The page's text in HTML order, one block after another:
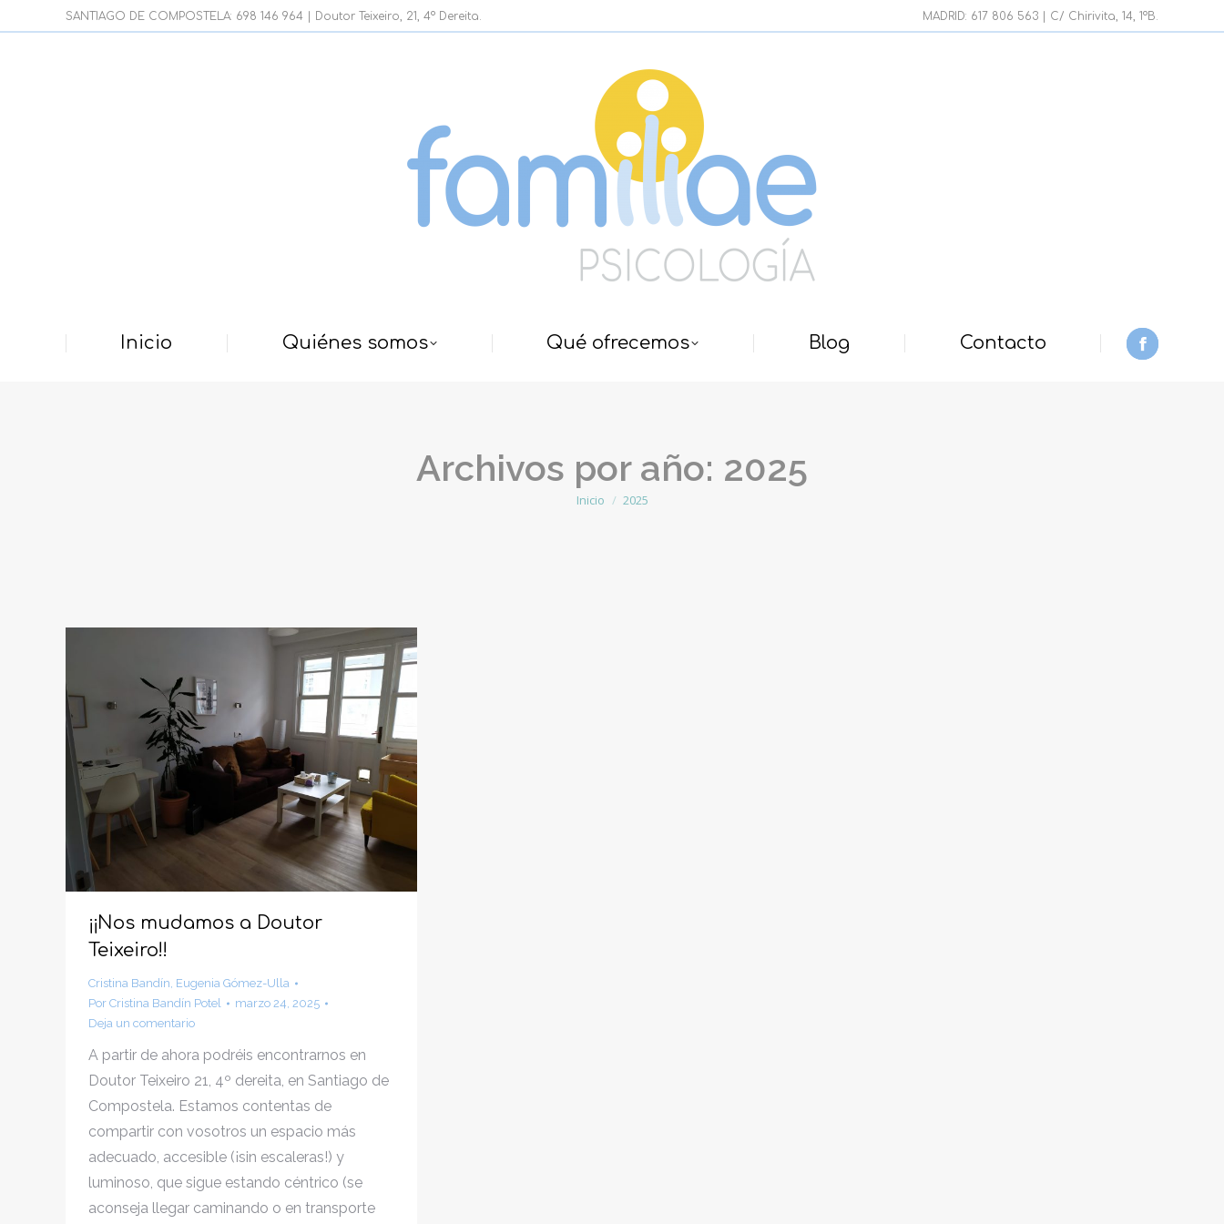
SANTIAGO DE COMPOSTELA: 698 146 964 | Doutor Teixeiro, 21, 4º Dereita. MADRID: 617 806 563 | C/ Chirivita, 14, 1ºB.
Inicio Quiénes somos Qué ofrecemos Blog Contacto
Facebook
Archivos por año: 2025
Estás aquí:
Inicio 2025
¡¡Nos mudamos a Doutor
Teixeiro!!
Cristina Bandín Eugenia Gómez-Ulla
Por Cristina Bandín Potel
marzo 24, 2025
Deja un comentario
A partir de ahora podréis encontrarnos en
Doutor Teixeiro 21, 4º dereita, en Santiago de
Compostela. Estamos contentas de
compartir con vosotros un espacio más
adecuado, accesible (¡sin escaleras!) y
luminoso, que sigue estando céntrico (se
aconseja llegar caminando o en transporte
page